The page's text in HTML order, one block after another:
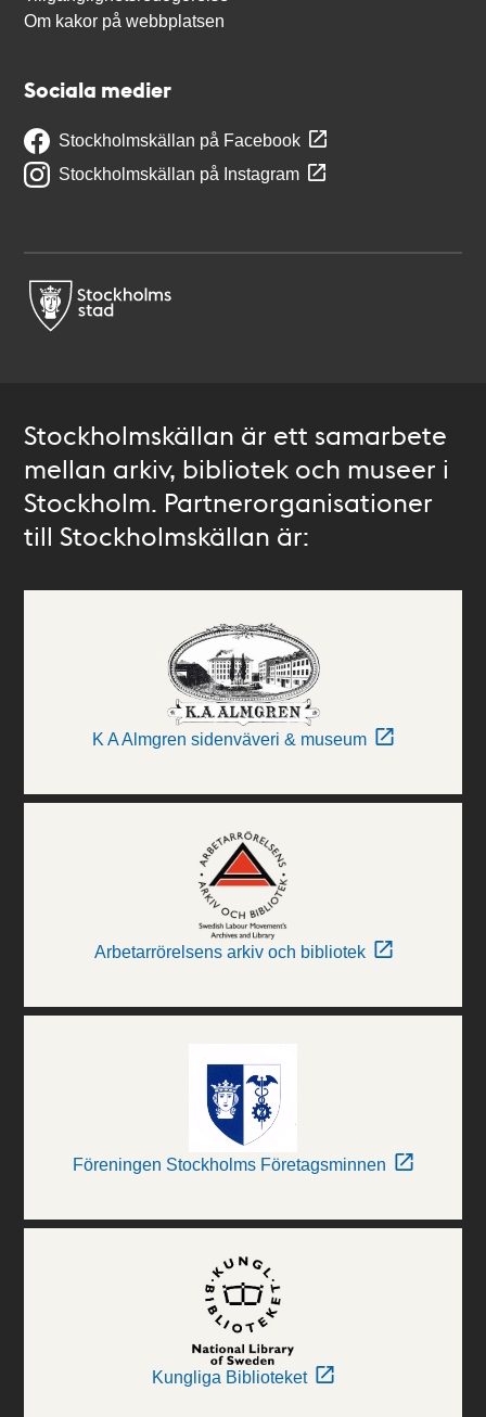
Om kakor på webbplatsen
Sociala medier
Stockholmskällan på Facebook
Stockholmskällan på Instagram
Stockholmskällan är ett samarbete
mellan arkiv, bibliotek och museer i
Stockholm. Partnerorganisationer
till Stockholmskällan är:
K A Almgren sidenväveri & museum
Arbetarrörelsens arkiv och bibliotek
Föreningen Stockholms Företagsminnen
Kungliga Biblioteket